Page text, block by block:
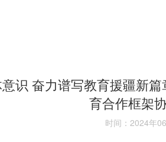
识 奋力谱写教育援疆新
育合作框架
时间：2024年